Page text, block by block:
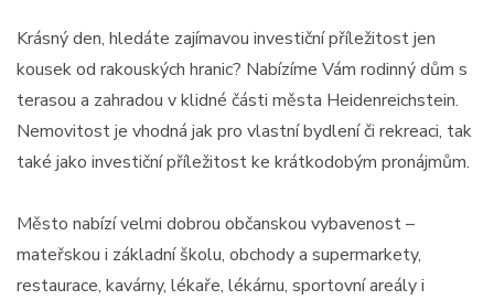
Krásný den, hledáte zajímavou investiční příležitost jen
kousek od rakouských hranic? Nabízíme Vám rodinný dům s
terasou a zahradou v klidné části města Heidenreichstein.
Nemovitost je vhodná jak pro vlastní bydlení či rekreaci, tak
také jako investiční příležitost ke krátkodobým pronájmům.
Město nabízí velmi dobrou občanskou vybavenost –
mateřskou i základní školu, obchody a supermarkety,
restaurace, kavárny, lékaře, lékárnu, sportovní areály i